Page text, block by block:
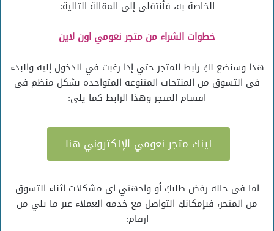
الخاصة به، فأنتقلي إلى المقالة التالية:
خطوات الشراء من متجر نعومي اون لاين
هذا وسنضع لكِ رابط المتجر حتي إذا رغبت في الدخول إليه والبدء
فى التسوق من المنتجات المتنوعة المتواجده بشكل منظم فى
اقسام المتجر وهذا الرابط كما يلي:
لينك متجر نعومي الإلكتروني هنا
اما فى حالة رفض طلبكِ أو واجهتي اى مشكلات اثناء التسوق
من المتجر، فبإمكانكِ التواصل مع خدمة العملاء عبر ما يلي من
ارقام: